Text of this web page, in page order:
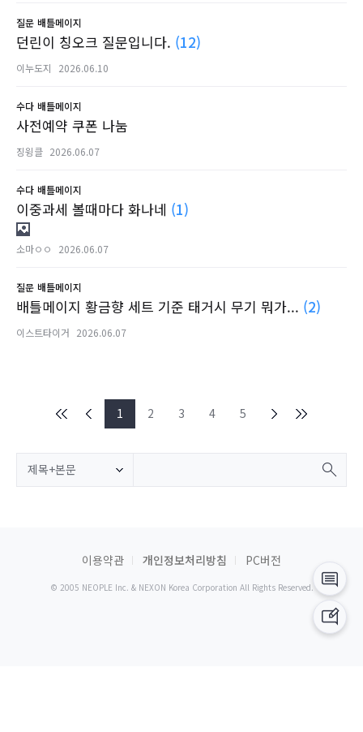
질문 배틀메이지
던린이 칭오크 질문입니다. (12)
이누도지 2026.06.10
수다 배틀메이지
사전예약 쿠폰 나눔
징윙클 2026.06.07
수다 배틀메이지
이중과세 볼때마다 화나네 (1)
소마ㅇㅇ 2026.06.07
질문 배틀메이지
배틀메이지 황금향 세트 기준 태거시 무기 뭐가... (2)
이스트타이거 2026.06.07
1 2 3 4 5
제목+본문
이용약관 개인정보처리방침 PC버전
© 2005 NEOPLE Inc. & NEXON Korea Corporation All Rights Reserved.